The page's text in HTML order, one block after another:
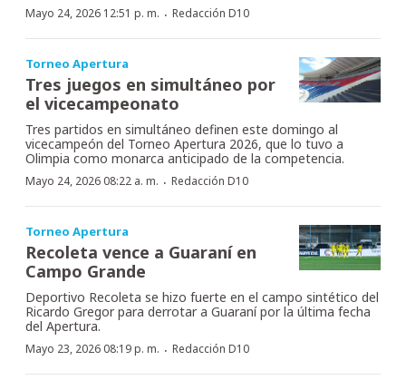
Mayo 24, 2026 12:51 p. m. · Redacción D10
Torneo Apertura
Tres juegos en simultáneo por
el vicecampeonato
Tres partidos en simultáneo definen este domingo al
vicecampeón del Torneo Apertura 2026, que lo tuvo a
Olimpia como monarca anticipado de la competencia.
Mayo 24, 2026 08:22 a. m. · Redacción D10
Torneo Apertura
Recoleta vence a Guaraní en
Campo Grande
Deportivo Recoleta se hizo fuerte en el campo sintético del
Ricardo Gregor para derrotar a Guaraní por la última fecha
del Apertura.
Mayo 23, 2026 08:19 p. m. · Redacción D10